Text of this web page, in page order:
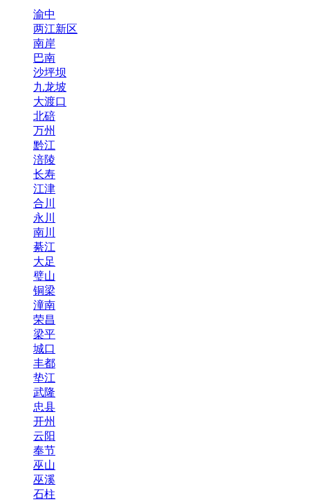
渝中
两江新区
南岸
巴南
沙坪坝
九龙坡
大渡口
北碚
万州
黔江
涪陵
长寿
江津
合川
永川
南川
綦江
大足
璧山
铜梁
潼南
荣昌
梁平
城口
丰都
垫江
武隆
忠县
开州
云阳
奉节
巫山
巫溪
石柱